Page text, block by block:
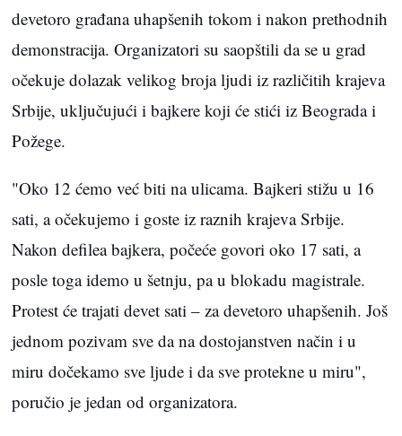
devetoro građana uhapšenih tokom i nakon prethodnih
demonstracija. Organizatori su saopštili da se u grad
očekuje dolazak velikog broja ljudi iz različitih krajeva
Srbije, uključujući i bajkere koji će stići iz Beograda i
Požege.
"Oko 12 ćemo već biti na ulicama. Bajkeri stižu u 16
sati, a očekujemo i goste iz raznih krajeva Srbije.
Nakon defilea bajkera, počeće govori oko 17 sati, a
posle toga idemo u šetnju, pa u blokadu magistrale.
Protest će trajati devet sati – za devetoro uhapšenih. Još
jednom pozivam sve da na dostojanstven način i u
miru dočekamo sve ljude i da sve protekne u miru",
poručio je jedan od organizatora.